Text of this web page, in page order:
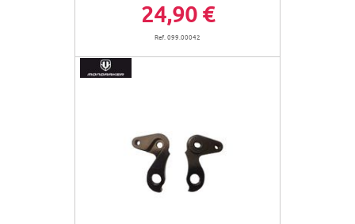
24,90 €
Ref. 099.00042